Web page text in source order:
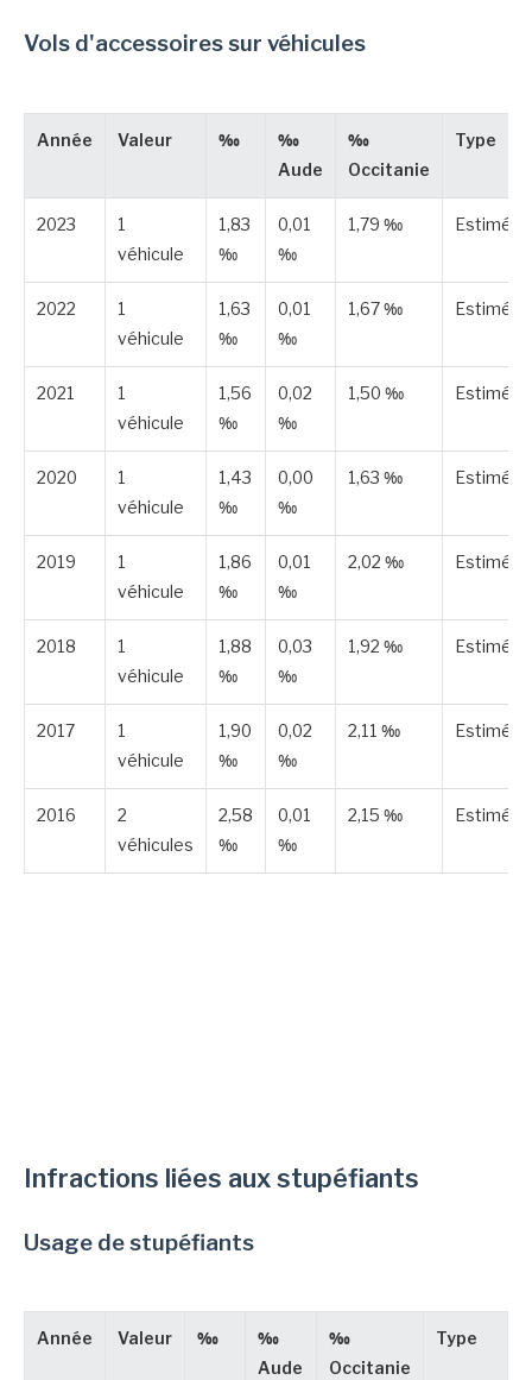
Vols d'accessoires sur véhicules
Année Valeur ‰
‰
Aude
‰
Occitanie
Type
2023
1
véhicule
1,83
‰
0,01
‰
1,79 ‰ Estimée
2022
1
véhicule
1,63
‰
0,01
‰
1,67 ‰ Estimée
2021
1
véhicule
1,56
‰
0,02
‰
1,50 ‰ Estimée
2020
1
véhicule
1,43
‰
0,00
‰
1,63 ‰ Estimée
2019
1
véhicule
1,86
‰
0,01
‰
2,02 ‰ Estimée
2018
1
véhicule
1,88
‰
0,03
‰
1,92 ‰ Estimée
2017
1
véhicule
1,90
‰
0,02
‰
2,11 ‰ Estimée
2016
2
véhicules
2,58
‰
0,01
‰
2,15 ‰ Estimée
Infractions liées aux stupéfiants
Usage de stupéfiants
Année Valeur ‰
‰
Aude
‰
Occitanie
Type